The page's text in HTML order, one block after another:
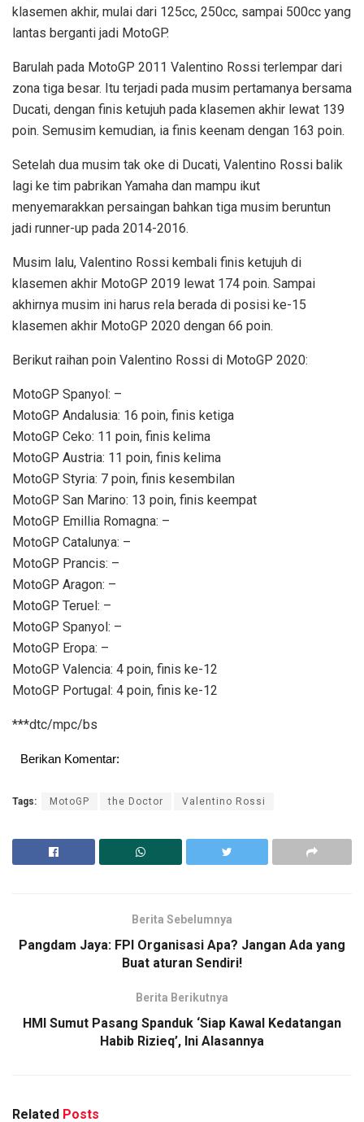
klasemen akhir, mulai dari 125cc, 250cc, sampai 500cc yang
lantas berganti jadi MotoGP.
Barulah pada MotoGP 2011 Valentino Rossi terlempar dari
zona tiga besar. Itu terjadi pada musim pertamanya bersama
Ducati, dengan finis ketujuh pada klasemen akhir lewat 139
poin. Semusim kemudian, ia finis keenam dengan 163 poin.
Setelah dua musim tak oke di Ducati, Valentino Rossi balik
lagi ke tim pabrikan Yamaha dan mampu ikut
menyemarakkan persaingan bahkan tiga musim beruntun
jadi runner-up pada 2014-2016.
Musim lalu, Valentino Rossi kembali finis ketujuh di
klasemen akhir MotoGP 2019 lewat 174 poin. Sampai
akhirnya musim ini harus rela berada di posisi ke-15
klasemen akhir MotoGP 2020 dengan 66 poin.
Berikut raihan poin Valentino Rossi di MotoGP 2020:
MotoGP Spanyol: –
MotoGP Andalusia: 16 poin, finis ketiga
MotoGP Ceko: 11 poin, finis kelima
MotoGP Austria: 11 poin, finis kelima
MotoGP Styria: 7 poin, finis kesembilan
MotoGP San Marino: 13 poin, finis keempat
MotoGP Emillia Romagna: –
MotoGP Catalunya: –
MotoGP Prancis: –
MotoGP Aragon: –
MotoGP Teruel: –
MotoGP Spanyol: –
MotoGP Eropa: –
MotoGP Valencia: 4 poin, finis ke-12
MotoGP Portugal: 4 poin, finis ke-12
***dtc/mpc/bs
Berikan Komentar:
Tags: MotoGP the Doctor Valentino Rossi
Berita Sebelumnya
Pangdam Jaya: FPI Organisasi Apa? Jangan Ada yang
Buat aturan Sendiri!
Berita Berikutnya
HMI Sumut Pasang Spanduk ‘Siap Kawal Kedatangan
Habib Rizieq’, Ini Alasannya
Related Posts